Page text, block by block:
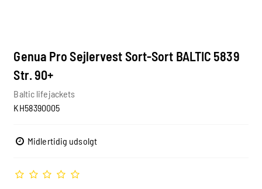
Genua Pro Sejlervest Sort-Sort BALTIC 5839
Str. 90+
Baltic lifejackets
KH58390005
Midlertidig udsolgt